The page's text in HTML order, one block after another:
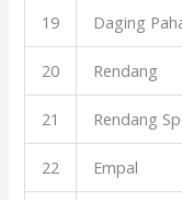
19 Daging
20 Rendang
21 Rendang
22 Empal